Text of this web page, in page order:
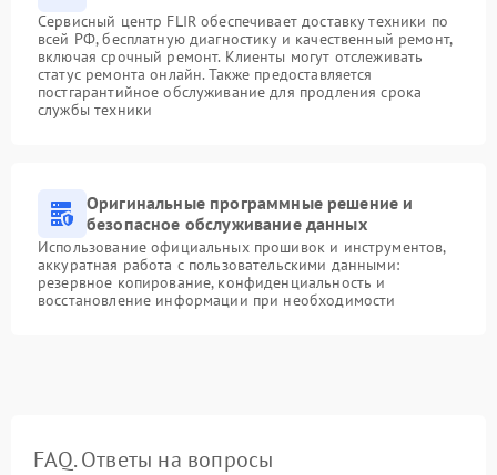
Сервисный центр FLIR обеспечивает доставку техники по
всей РФ, бесплатную диагностику и качественный ремонт,
включая срочный ремонт. Клиенты могут отслеживать
статус ремонта онлайн. Также предоставляется
постгарантийное обслуживание для продления срока
службы техники
Оригинальные программные решение и
безопасное обслуживание данных
Использование официальных прошивок и инструментов,
аккуратная работа с пользовательскими данными:
резервное копирование, конфиденциальность и
восстановление информации при необходимости
FAQ. Ответы на вопросы